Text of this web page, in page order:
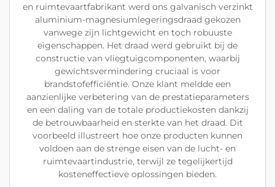
en ruimtevaartfabrikant werd ons galvanisch verzinkt
aluminium-magnesiumlegeringsdraad gekozen
vanwege zijn lichtgewicht en toch robuuste
eigenschappen. Het draad werd gebruikt bij de
constructie van vliegtuigcomponenten, waarbij
gewichtsvermindering cruciaal is voor
brandstofefficiëntie. Onze klant meldde een
aanzienlijke verbetering van de prestatieparameters
en een daling van de totale productiekosten dankzij
de betrouwbaarheid en sterkte van het draad. Dit
voorbeeld illustreert hoe onze producten kunnen
voldoen aan de strenge eisen van de lucht- en
ruimtevaartindustrie, terwijl ze tegelijkertijd
kosteneffectieve oplossingen bieden.